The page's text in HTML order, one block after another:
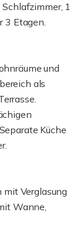
1
3 Etagen.
und
als
Küche
mit Verglasung
Wanne,